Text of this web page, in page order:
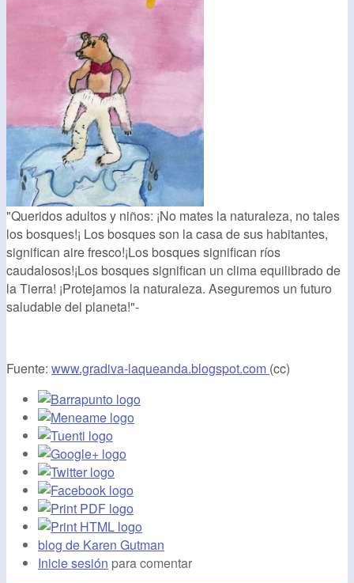
"Queridos adultos y niños: ¡No mates la naturaleza, no tales
los bosques!¡ Los bosques son la casa de sus habitantes,
significan aire fresco!¡Los bosques significan ríos
caudalosos!¡Los bosques significan un clima equilibrado de
la Tierra! ¡Protejamos la naturaleza. Aseguremos un futuro
saludable del planeta!"-
Fuente: www.gradiva-laqueanda.blogspot.com (cc)
blog de Karen Gutman
Inicie sesión para comentar